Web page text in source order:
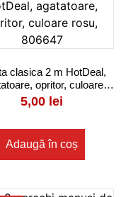
clasica 2 m HotDeal,
opritor, culoare
rosu, 806647
5,00 lei
Adaugă în coș